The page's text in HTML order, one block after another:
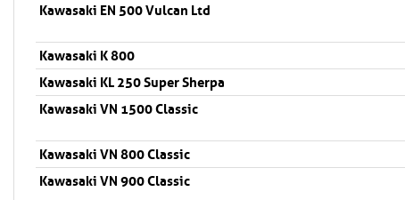
Kawasaki EN 500 Vulcan Ltd
Kawasaki K 800
Kawasaki KL 250 Super Sherpa
Kawasaki VN 1500 Classic
Kawasaki VN 800 Classic
Kawasaki VN 900 Classic